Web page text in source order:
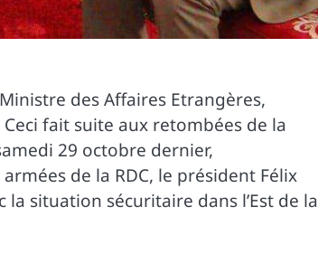
des Affaires Etrangères,
fait suite aux retombées de la
29 octobre dernier,
de la RDC, le président Félix
situation sécuritaire dans l’Est de la